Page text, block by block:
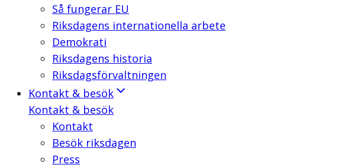
Så fungerar EU
Riksdagens internationella arbete
Demokrati
Riksdagens historia
Riksdagsförvaltningen
Kontakt & besök
Kontakt & besök
Kontakt
Besök riksdagen
Press